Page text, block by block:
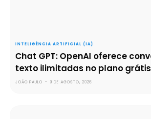
INTELIGÊNCIA ARTIFICIAL (IA)
Chat GPT: OpenAI oferece
texto ilimitadas no plano grátis
JOÃO PAULO - 9 DE AGOSTO, 2026